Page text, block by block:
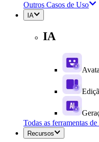
Outros Casos de Uso
IA
IA
Todas as ferramentas
Recursos